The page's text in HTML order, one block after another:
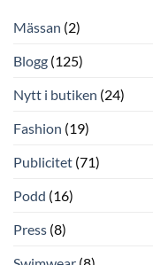
Mässan (2)
Blogg (125)
Nytt i butiken (24)
Fashion (19)
Publicitet (71)
Podd (16)
Press (8)